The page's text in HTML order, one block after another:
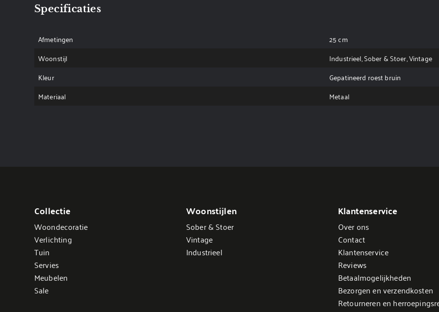
Specificaties
Afmetingen
25 cm
Woonstijl
Industrieel, Sober & Stoer, Vintage
Kleur
Gepatineerd roest bruin
Materiaal
Metaal
Collectie
Woondecoratie
Verlichting
Tuin
Servies
Meubelen
Sale
Woonstijlen
Sober & Stoer
Vintage
Industrieel
Klantenservice
Over ons
Contact
Klantenservice
Reviews
Betaalmogelijkheden
Bezorgen en verzendkosten
Retourneren en